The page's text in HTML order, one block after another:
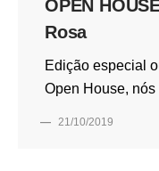
OPEN
Rosa
Edição especial
Open House, nós
— 21/10/2019